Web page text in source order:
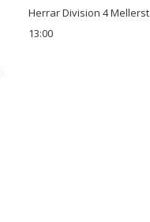
Herrar Division 4
13:00